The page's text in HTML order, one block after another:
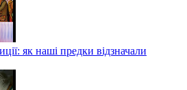
як наші предки відзначали